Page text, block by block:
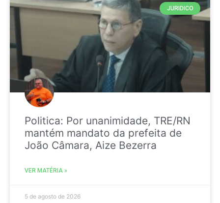
JURIDICO
Politica: Por unanimidade, TRE/RN
mantém mandato da prefeita de
João Câmara, Aize Bezerra
VER MATÉRIA »
5 de agosto de 2026